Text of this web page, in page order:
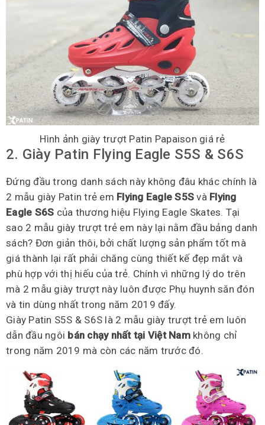
Hình ảnh giày trượt Patin Papaison giá rẻ
2. Giày Patin Flying Eagle S5S & S6S
Đứng đầu trong danh sách này không đâu khác chính là
2 mẫu giày Patin trẻ em Flying Eagle S5S và Flying
Eagle S6S của thương hiệu Flying Eagle Skates. Tại
sao 2 mẫu giày trượt trẻ em này lại nằm đầu bảng danh
sách? Đơn giản thôi, bởi chất lượng sản phẩm tốt mà
giá thành lại rất phải chăng cùng thiết kế đẹp mắt và
phù hợp với thị hiếu của trẻ. Chính vì những lý do trên
mà 2 mẫu giày trượt này luôn được Phụ huynh săn đón
và tin dùng nhất trong năm 2019 đấy.
Giày Patin S5S & S6S là 2 mẫu giày trượt trẻ em luôn
dẫn đầu ngôi bán chạy nhất tại Việt Namkhông chỉ
trong năm 2019 mà còn các năm trước đó.